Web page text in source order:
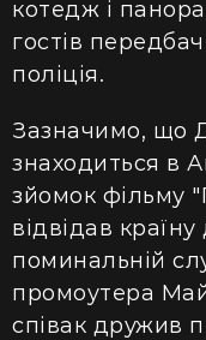
котедж і
гостів
поліція.
Зазначимо, що
знаходиться в
зйомок фільму
відвідав
поминальній
промоутера
співак дружив